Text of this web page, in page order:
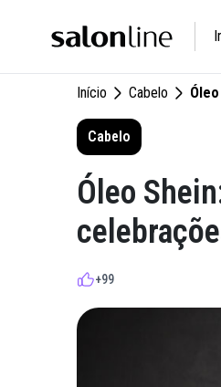
Início Cabelo
Cabelo
Óleo
+99